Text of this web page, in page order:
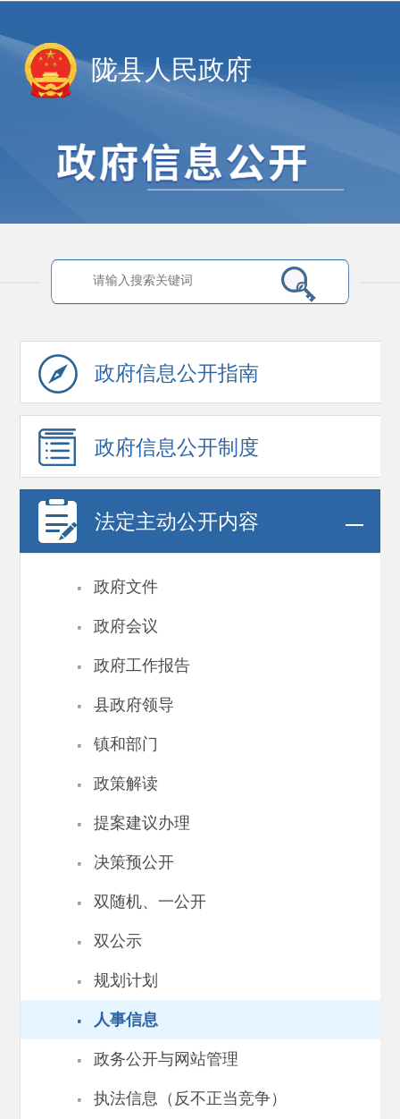
陇县人民政府
政府信息公开指南
政府信息公开制度
法定主动公开内容
· 政府文件
· 政府会议
· 政府工作报告
· 县政府领导
· 镇和部门
· 政策解读
· 提案建议办理
· 决策预公开
· 双随机、一公开
· 双公示
· 规划计划
· 人事信息
· 政务公开与网站管理
· 执法信息（反不正当竞争）